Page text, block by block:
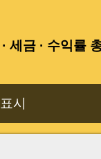
세금 · 수익률
시